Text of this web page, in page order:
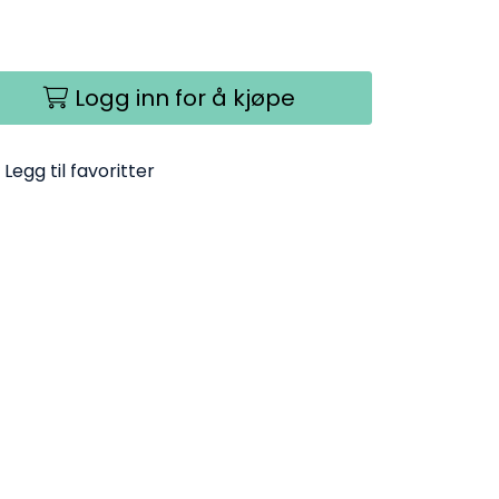
Logg inn for å kjøpe
Legg til favoritter